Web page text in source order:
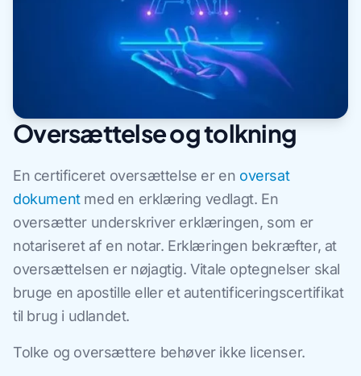
Oversættelse og tolkning
En certificeret oversættelse er en oversat
dokumentmed en erklæring vedlagt. En
oversætter underskriver erklæringen, som er
notariseret af en notar. Erklæringen bekræfter, at
oversættelsen er nøjagtig. Vitale optegnelser skal
bruge en apostille eller et autentificeringscertifikat
til brug i udlandet.
Tolke og oversættere behøver ikke licenser.